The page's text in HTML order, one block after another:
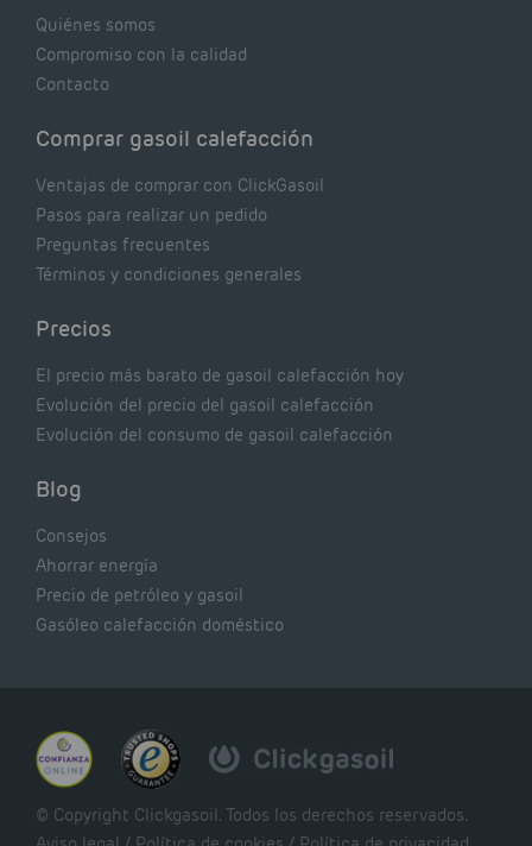
Quiénes somos
Compromiso con la calidad
Contacto
Comprar gasoil calefacción
Ventajas de comprar con ClickGasoil
Pasos para realizar un pedido
Preguntas frecuentes
Términos y condiciones generales
Precios
El precio más barato de gasoil calefacción hoy
Evolución del precio del gasoil calefacción
Evolución del consumo de gasoil calefacción
Blog
Consejos
Ahorrar energía
Precio de petróleo y gasoil
Gasóleo calefacción doméstico
© Copyright Clickgasoil. Todos los derechos reservados.